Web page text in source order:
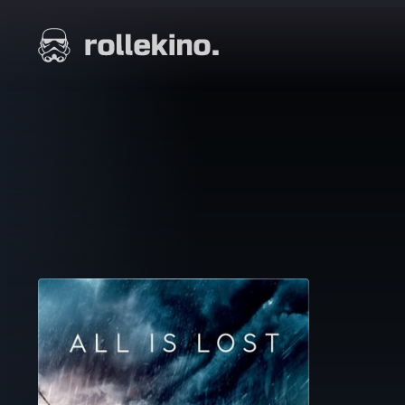
suoraan
sisältöön
Elokuvat ja elokuva-arviot | Rollekino.fi